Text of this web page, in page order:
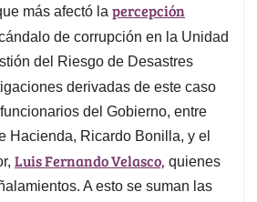
más afectó la percepción
de corrupción en la Unidad
del Riesgo de Desastres
derivadas de este caso
del Gobierno, entre
Hacienda, Ricardo Bonilla, y el
Luis Fernando Velasco, quienes
A esto se suman las